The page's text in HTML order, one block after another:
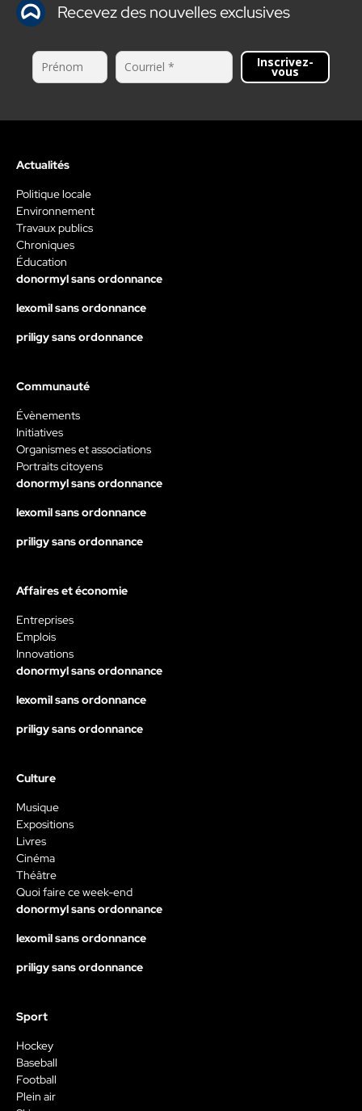
Recevez des nouvelles exclusives
Inscrivez-
vous
Actualités
Politique locale
Environnement
Travaux publics
Chroniques
Éducation
donormyl sans ordonnance
lexomil sans ordonnance
priligy sans ordonnance
Communauté
Évènements
Initiatives
Organismes et associations
Portraits citoyens
donormyl sans ordonnance
lexomil sans ordonnance
priligy sans ordonnance
Affaires et économie
Entreprises
Emplois
Innovations
donormyl sans ordonnance
lexomil sans ordonnance
priligy sans ordonnance
Culture
Musique
Expositions
Livres
Cinéma
Théâtre
Quoi faire ce week-end
donormyl sans ordonnance
lexomil sans ordonnance
priligy sans ordonnance
Sport
Hockey
Baseball
Football
Plein air